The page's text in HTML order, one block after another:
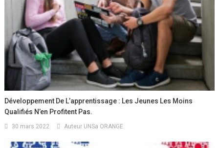
Développement De L’apprentissage : Les Jeunes Les Moins
Qualifiés N’en Profitent Pas.
30 mars 2022 Auteur UNSa ORANGE